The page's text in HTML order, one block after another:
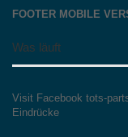
FOOTER MOBILE
Was läuft
Visit Facebook tots-
Eindrücke